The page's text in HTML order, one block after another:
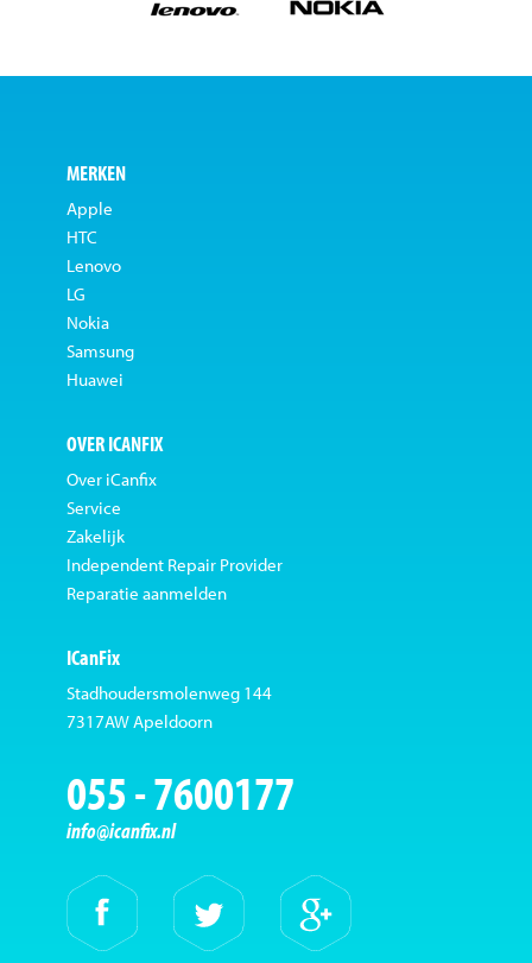
MERKEN
Apple
HTC
Lenovo
LG
Nokia
Samsung
Huawei
OVER ICANFIX
Over iCanfix
Service
Zakelijk
Independent Repair Provider
Reparatie aanmelden
ICanFix
Stadhoudersmolenweg 144
7317AW Apeldoorn
055 - 7600177
info@icanfix.nl